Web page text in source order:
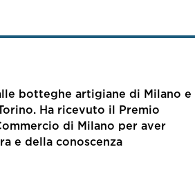
botteghe artigiane di Milano e
Ha ricevuto il Premio
di Milano per aver
e della conoscenza